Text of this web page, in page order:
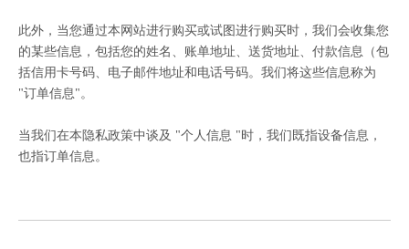
此外，当您通过本网站进行购买或试图进行购买时，我们会收集您
的某些信息，包括您的姓名、账单地址、送货地址、付款信息（包
括信用卡号码、电子邮件地址和电话号码。我们将这些信息称为
"订单信息"。
当我们在本隐私政策中谈及 "个人信息 "时，我们既指设备信息，
也指订单信息。